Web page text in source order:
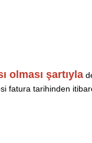
olması şartıyla
fatura tarihinden